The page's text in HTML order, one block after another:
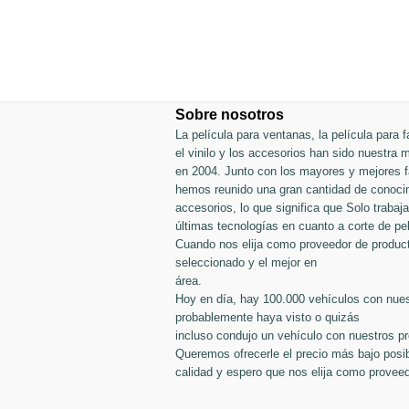
Sobre nosotros
La película para ventanas, la película para
el vinilo y los accesorios han sido nuestra
en 2004. Junto con los mayores y mejores
hemos reunido una gran cantidad de
accesorios, lo que significa que Solo
últimas tecnologías en cuanto a corte de
Cuando nos elija como proveedor de
seleccionado y el mejor en
área.
Hoy en día, hay 100.000 vehículos con
probablemente haya visto o quizás
incluso condujo un vehículo con nuestros
Queremos ofrecerle el precio más bajo
calidad y espero que nos elija como